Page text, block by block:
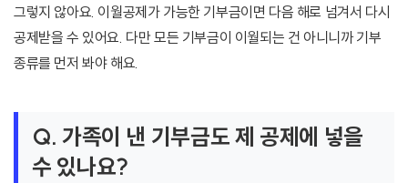
그렇지 않아요. 이월공제가 가능한 기부금이면 다음 해로 넘겨서 다시
공제받을 수 있어요. 다만 모든 기부금이 이월되는 건 아니니까 기부
종류를 먼저 봐야 해요.
Q. 가족이 낸 기부금도 제 공제에 넣을
수 있나요?